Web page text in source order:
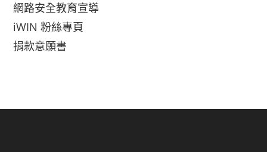
網路安全教育宣導
iWIN 粉絲專頁
捐款意願書